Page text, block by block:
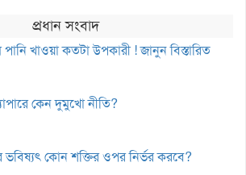
প্রধান সংবাদ
খাওয়া কতটা উপকারী ! জানুন বিস্তারিত
কেন দুমুখো নীতি?
ভবিষ্যৎ কোন শক্তির ওপর নির্ভর করবে?